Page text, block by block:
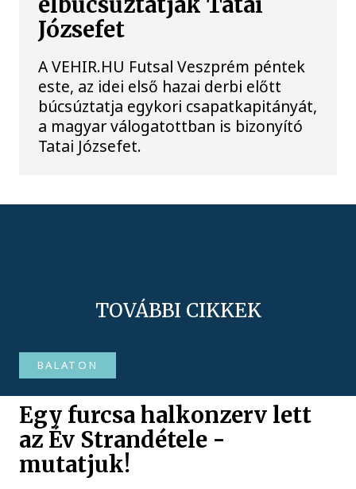
Józsefet
A VEHIR.HU Futsal Veszprém péntek
este, az idei első hazai derbi előtt
búcsúztatja egykori csapatkapitányát,
a magyar válogatottban is bizonyító
Tatai Józsefet.
TOVÁBBI CIKKEK
BALATON
Egy furcsa halkonzerv lett
az Év Strandétele -
mutatjuk!